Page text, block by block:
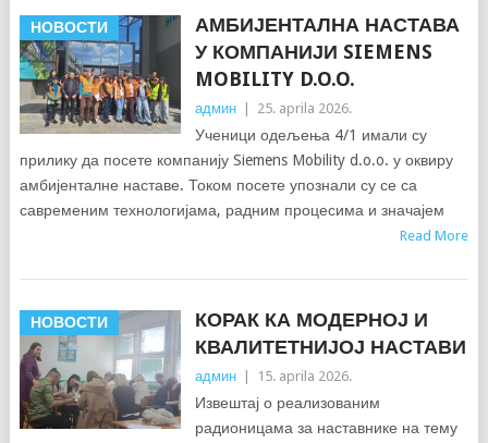
НОВОСТИ
АМБИЈЕНТАЛНА НАСТАВА
У КОМПАНИЈИ SIEMENS
MOBILITY D.O.O.
админ 25. aprila 2026.
Ученици одељења 4/1 имали су
прилику да посете компанију Siemens Mobility d.o.o. у оквиру
амбијенталне наставе. Током посете упознали су се са
савременим технологијама, радним процесима и значајем
Read More
НОВОСТИ
КОРАК КА МОДЕРНОЈ И
КВАЛИТЕТНИЈОЈ НАСТАВИ
админ 15. aprila 2026.
Извештај о реализованим
радионицама за наставнике на тему